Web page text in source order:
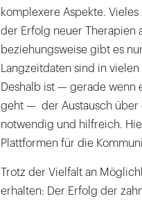
komplexere Aspekte.
der Erfolg neuer Therapien
beziehungsweise gibt es
Langzeitdaten sind in
Deshalb ist — gerade wenn
geht — der Austausch über
notwendig und hilfreich.
Plattformen für die
Trotz der Vielfalt an
erhalten: Der Erfolg der